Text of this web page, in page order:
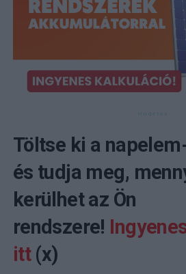
Töltse ki a
és tudja meg,
kerülhet az Ön
rendszere!
itt (x)